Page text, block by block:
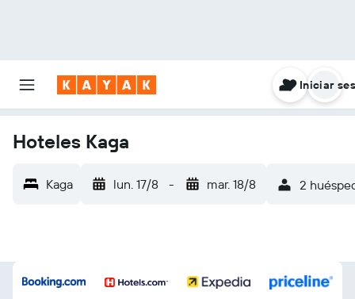
Iniciar
Hoteles Kaga
Kaga lun. 17/8 - mar. 18/8 2